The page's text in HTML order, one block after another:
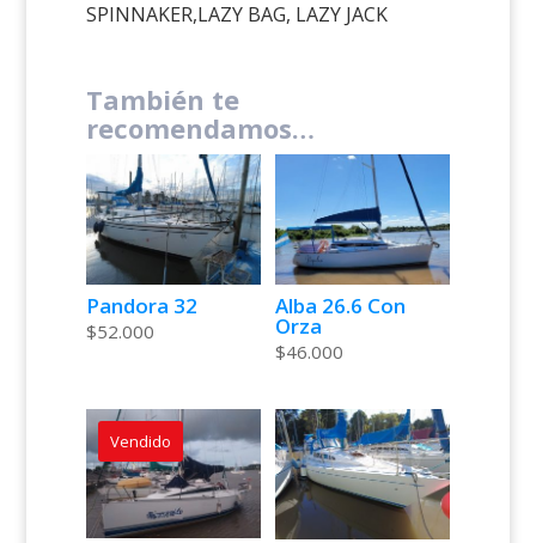
SPINNAKER,LAZY BAG, LAZY JACK
También te
recomendamos…
Pandora 32
$52.000
Alba 26.6 Con
Orza
$46.000
Vendido